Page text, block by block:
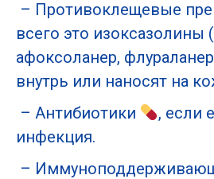
– Противоклещевые
всего это изоксазолины
афоксоланер,
внутрь или наносят на
– Антибиотики
, если
инфекция.
–